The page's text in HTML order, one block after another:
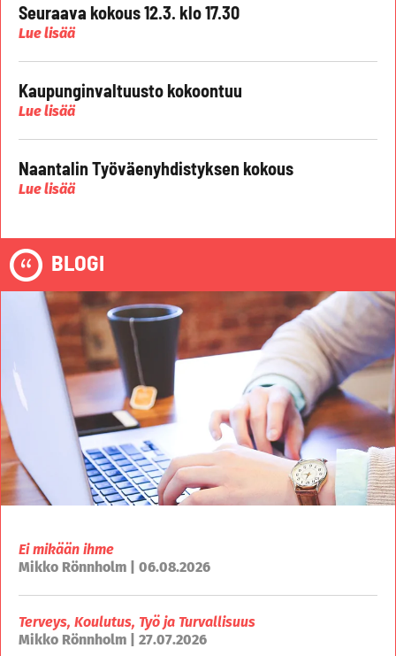
Seuraava kokous 12.3. klo 17.30
Lue lisää
Kaupunginvaltuusto kokoontuu
Lue lisää
Naantalin Työväenyhdistyksen kokous
Lue lisää
BLOGI
Ei mikään ihme
Mikko Rönnholm | 06.08.2026
Terveys, Koulutus, Työ ja Turvallisuus
Mikko Rönnholm | 27.07.2026